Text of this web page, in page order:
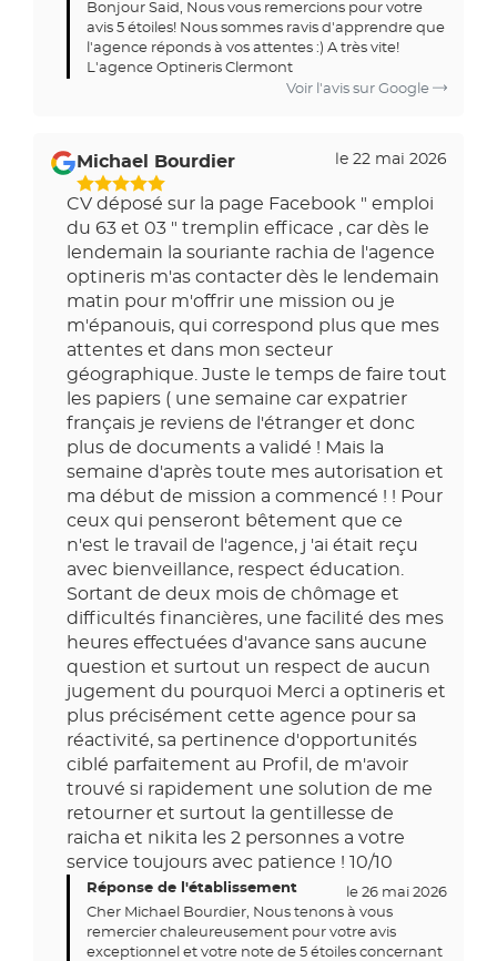
Bonjour Said, Nous vous remercions pour votre
avis 5 étoiles! Nous sommes ravis d'apprendre que
l'agence réponds à vos attentes :) A très vite!
L'agence Optineris Clermont
Voir l'avis sur Google
Michael Bourdier le 22 mai 2026
CV déposé sur la page Facebook " emploi
du 63 et 03 " tremplin efficace , car dès le
lendemain la souriante rachia de l'agence
optineris m'as contacter dès le lendemain
matin pour m'offrir une mission ou je
m'épanouis, qui correspond plus que mes
attentes et dans mon secteur
géographique. Juste le temps de faire tout
les papiers ( une semaine car expatrier
français je reviens de l'étranger et donc
plus de documents a validé ! Mais la
semaine d'après toute mes autorisation et
ma début de mission a commencé ! ! Pour
ceux qui penseront bêtement que ce
n'est le travail de l'agence, j 'ai était reçu
avec bienveillance, respect éducation.
Sortant de deux mois de chômage et
difficultés financières, une facilité des mes
heures effectuées d'avance sans aucune
question et surtout un respect de aucun
jugement du pourquoi Merci a optineris et
plus précisément cette agence pour sa
réactivité, sa pertinence d'opportunités
ciblé parfaitement au Profil, de m'avoir
trouvé si rapidement une solution de me
retourner et surtout la gentillesse de
raicha et nikita les 2 personnes a votre
service toujours avec patience ! 10/10
Réponse de l'établissement
le 26 mai 2026
Cher Michael Bourdier, Nous tenons à vous
remercier chaleureusement pour votre avis
exceptionnel et votre note de 5 étoiles concernant